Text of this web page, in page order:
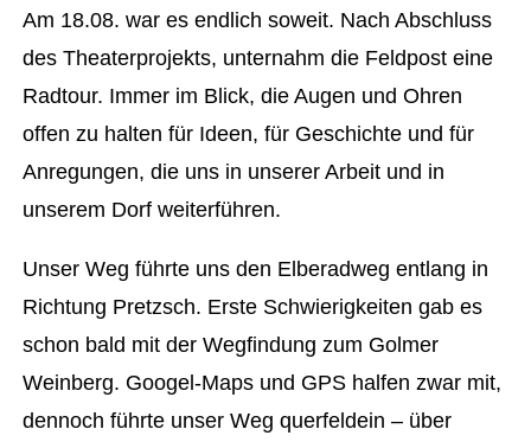
Am 18.08. war es endlich soweit. Nach Abschluss
des Theaterprojekts, unternahm die Feldpost eine
Radtour. Immer im Blick, die Augen und Ohren
offen zu halten für Ideen, für Geschichte und für
Anregungen, die uns in unserer Arbeit und in
unserem Dorf weiterführen.
Unser Weg führte uns den Elberadweg entlang in
Richtung Pretzsch. Erste Schwierigkeiten gab es
schon bald mit der Wegfindung zum Golmer
Weinberg. Googel-Maps und GPS halfen zwar mit,
dennoch führte unser Weg querfeldein – über